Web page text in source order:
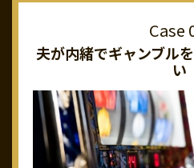
夫が内緒でギャンブルを
い